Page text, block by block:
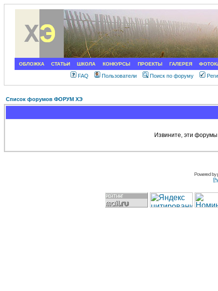
ОБЛОЖКА СТАТЬИ ШКОЛА КОНКУРСЫ ПРОЕКТЫ ГАЛЕРЕЯ
FAQ Пользователи Поиск по форуму
Список форумов ФОРУМ ХЭ
Извините, эти
Powered by